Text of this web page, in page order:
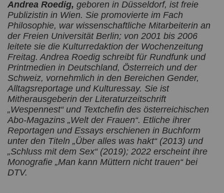
Andrea Roedig, geboren in Düsseldorf, ist freie
Publizistin in Wien. Sie promovierte im Fach
Philosophie, war wissenschaftliche Mitarbeiterin an
der Freien Universität Berlin; von 2001 bis 2006
leitete sie die Kulturredaktion der Wochenzeitung
Freitag. Andrea Roedig schreibt für Rundfunk und
Printmedien in Deutschland, Österreich und der
Schweiz, vornehmlich in den Bereichen Gender,
Alltagsreportage und Kulturessay. Sie ist
Mitherausgeberin der Literaturzeitschrift
„Wespennest“ und Textchefin des österreichischen
Abo-Magazins „Welt der Frauen“. Etliche ihrer
Reportagen und Essays erschienen in Buchform
unter den Titeln „Über alles was hakt“ (2013) und
„Schluss mit dem Sex“ (2019); 2022 erscheint ihre
Monografie „Man kann Müttern nicht trauen“ bei
DTV.